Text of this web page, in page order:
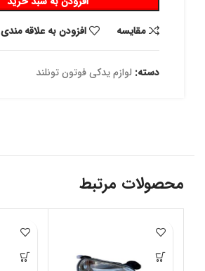
مقايسه
افزودن به علاقه مندی
دسته: لوازم یدکی فوتون تونلند
محصولات مرتبط